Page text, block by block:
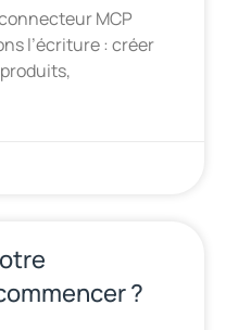
MCP
l’écriture : créer
?